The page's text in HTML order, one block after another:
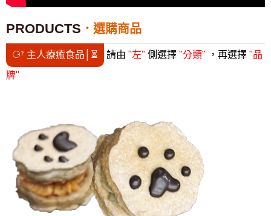
PRODUCTS 選購商品
⚆⁷ 主人療癒食品│⏳ 請由 "左" 側選擇 "分類" ，再選擇 "品
牌"